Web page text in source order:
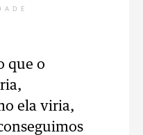
que o
ela viria,